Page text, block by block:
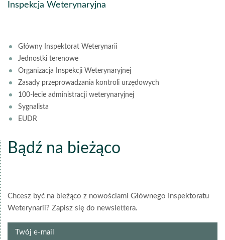
Inspekcja Weterynaryjna
Główny Inspektorat Weterynarii
Jednostki terenowe
Organizacja Inspekcji Weterynaryjnej
Zasady przeprowadzania kontroli urzędowych
100-lecie administracji weterynaryjnej
Sygnalista
EUDR
Bądź na bieżąco
Chcesz być na bieżąco z nowościami Głównego Inspektoratu
Weterynarii? Zapisz się do newslettera.
Twój